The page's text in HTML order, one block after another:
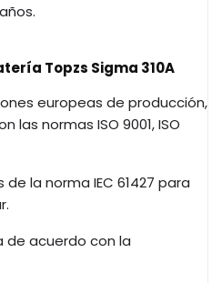
Topzs Sigma 310A
europeas de producción,
normas ISO 9001, ISO
de la norma IEC 61427 para
de acuerdo con la